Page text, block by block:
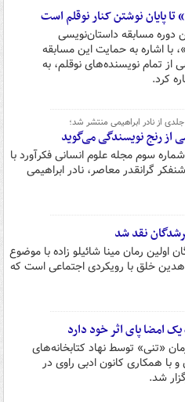
پایان نوشتن کنار نوقلم است
دوره مسابقه داستان‌نویسی
با اشاره به حمایت این مسابقه
از تمام نویسنده‌های نوقلم، به
کرد.
از نادر ابراهیمی منتشر شد؛
از رنج نویسندگی می‌گوید
شماره سوم مجله علوم انسانی فکرآورد با
گرانقدر معاصر، نادر ابراهیمی
نقد شد
اولین رمان مینا شائیلو زاده با موضوع
خلق با رویکردی اجتماعی است که
امضا پای اثر خود دارد
«تنی» توسط نهاد کتابخانه‌های
و با همکاری کانون ادبی راوی در
شد.